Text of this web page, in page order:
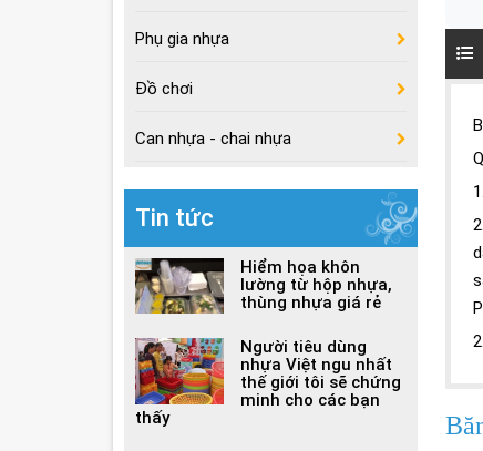
Phụ gia nhựa
Đồ chơi
Can nhựa - chai nhựa
Tin tức
Hiểm họa khôn
lường từ hộp nhựa,
thùng nhựa giá rẻ
Người tiêu dùng
nhựa Việt ngu nhất
thế giới tôi sẽ chứng
minh cho các bạn
thấy